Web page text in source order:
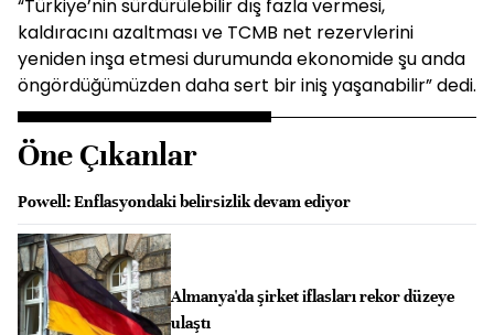
“Türkiye’nin sürdürülebilir dış fazla vermesi,
kaldıracını azaltması ve TCMB net rezervlerini
yeniden inşa etmesi durumunda ekonomide şu anda
öngördüğümüzden daha sert bir iniş yaşanabilir” dedi.
Öne Çıkanlar
Powell: Enflasyondaki belirsizlik devam ediyor
Almanya'da şirket iflasları rekor düzeye
ulaştı